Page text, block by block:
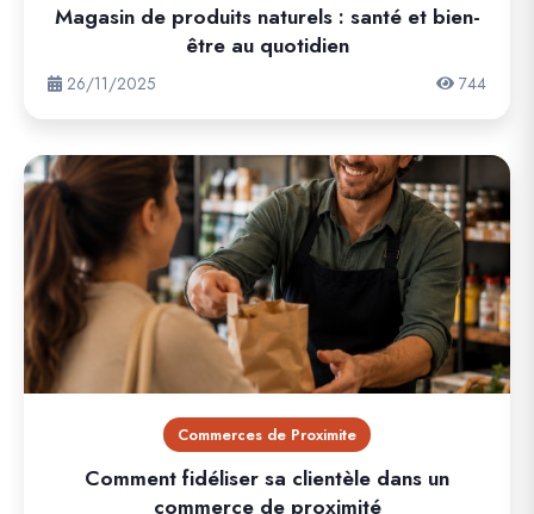
Magasin de produits naturels : santé et bien-
être au quotidien
26/11/2025 744
Commerces de Proximite
Comment fidéliser sa clientèle dans un
commerce de proximité